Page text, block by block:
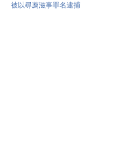
被以尋薦滋事罪名逮捕